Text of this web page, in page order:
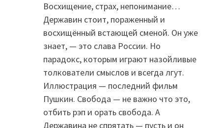
Восхищение, страх, непонимание…
Державин стоит, пораженный и
восхищённый встающей сменой. Он уже
знает, — это слава России. Но
парадокс, которым играют назойливые
толкователи смыслов и всегда лгут.
Иллюстрация — последний фильм
Пушкин. Свобода — не важно что это,
отбить рэп и орать свобода. А
Державина не спрятать — пусть и он